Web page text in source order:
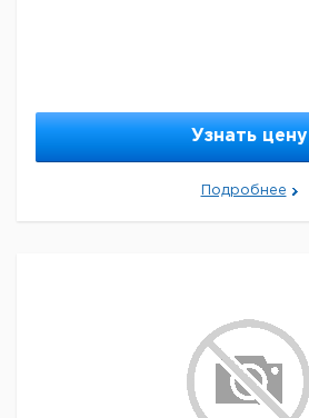
Узнать цену
Подробнее